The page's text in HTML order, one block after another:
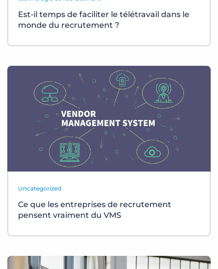
Est-il temps de faciliter le télétravail dans le
monde du recrutement ?
Uncategorized
Ce que les entreprises de recrutement
pensent vraiment du VMS